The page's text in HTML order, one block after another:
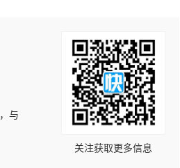
与
关注获取更多信息